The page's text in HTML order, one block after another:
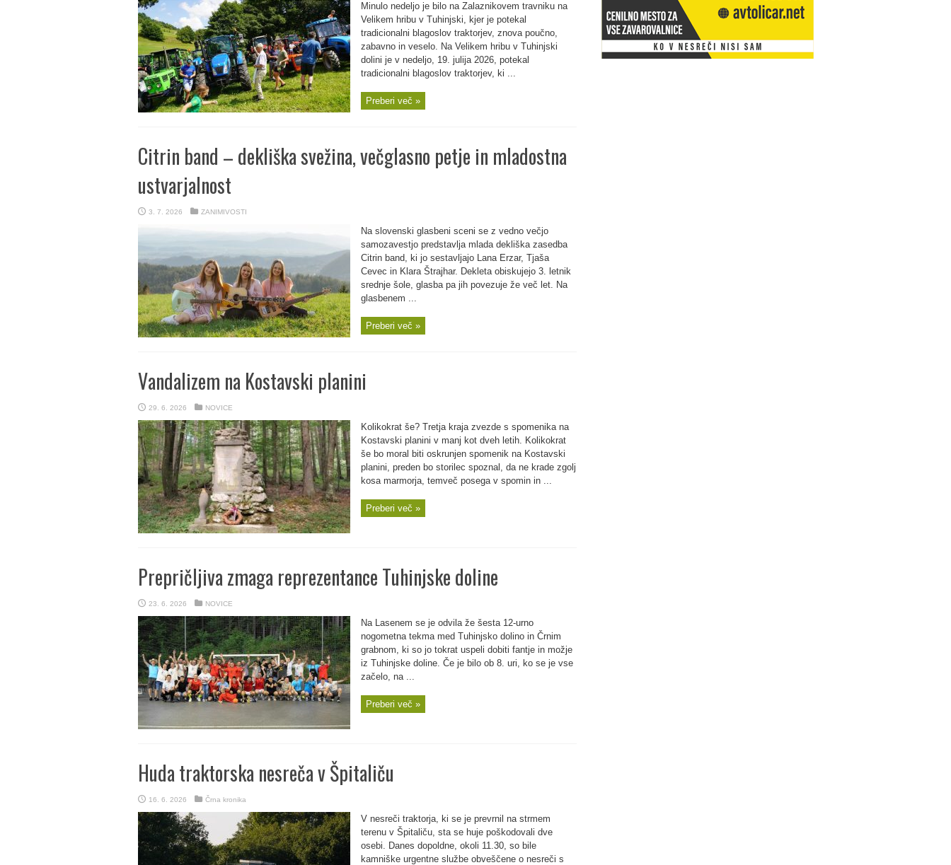
Minulo nedeljo je bilo na Zalaznikovem travniku na
Velikem hribu v Tuhinjski, kjer je potekal
tradicionalni blagoslov traktorjev, znova poučno,
zabavno in veselo. Na Velikem hribu v Tuhinjski
dolini je v nedeljo, 19. julija 2026, potekal
tradicionalni blagoslov traktorjev, ki ...
Preberi več »
Citrin band – dekliška svežina, večglasno petje in mladostna
ustvarjalnost
3. 7. 2026 ZANIMIVOSTI
Na slovenski glasbeni sceni se z vedno večjo
samozavestjo predstavlja mlada dekliška zasedba
Citrin band, ki jo sestavljajo Lana Erzar, Tjaša
Cevec in Klara Štrajhar. Dekleta obiskujejo 3. letnik
srednje šole, glasba pa jih povezuje že več let. Na
glasbenem ...
Preberi več »
Vandalizem na Kostavski planini
29. 6. 2026 NOVICE
Kolikokrat še? Tretja kraja zvezde s spomenika na
Kostavski planini v manj kot dveh letih. Kolikokrat
še bo moral biti oskrunjen spomenik na Kostavski
planini, preden bo storilec spoznal, da ne krade zgolj
kosa marmorja, temveč posega v spomin in ...
Preberi več »
Prepričljiva zmaga reprezentance Tuhinjske doline
23. 6. 2026 NOVICE
Na Lasenem se je odvila že šesta 12-urno
nogometna tekma med Tuhinjsko dolino in Črnim
grabnom, ki so jo tokrat uspeli dobiti fantje in možje
iz Tuhinjske doline. Če je bilo ob 8. uri, ko se je vse
začelo, na ...
Preberi več »
Huda traktorska nesreča v Špitaliču
16. 6. 2026 Črna kronika
V nesreči traktorja, ki se je prevrnil na strmem
terenu v Špitaliču, sta se huje poškodovali dve
osebi. Danes dopoldne, okoli 11.30, so bile
kamniške urgentne službe obveščene o nesreči s